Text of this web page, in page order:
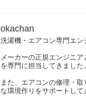
okachan
洗濯機・エアコン専門エン
メーカーの正規エンジニ
を専門に担当してきました。
また、エアコンの修理・
な環境作りをサポートして